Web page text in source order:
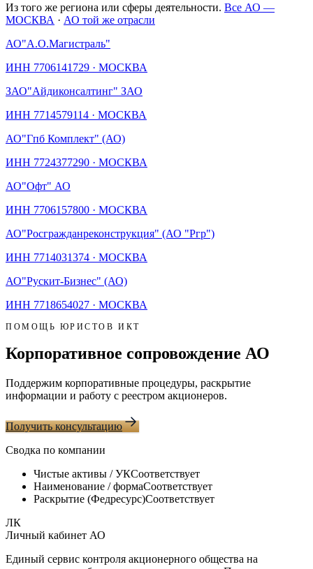
Из того же региона или сферы деятельности. Все АО —
МОСКВА · АО той же отрасли
АО"А.О.Магистраль"
ИНН 7706141729 · МОСКВА
ЗАО"Айдиконсалтинг" ЗАО
ИНН 7714579114 · МОСКВА
АО"Гпб Комплект" (АО)
ИНН 7724377290 · МОСКВА
АО"Офт" АО
ИНН 7706157800 · МОСКВА
АО"Росгражданреконструкция" (АО "Ргр")
ИНН 7714031374 · МОСКВА
АО"Рускит-Бизнес" (АО)
ИНН 7718654027 · МОСКВА
ПОМОЩЬ ЮРИСТОВ ИКТ
Корпоративное сопровождение АО
Поддержим корпоративные процедуры, раскрытие
информации и работу с реестром акционеров.
Получить консультацию
Сводка по компании
Чистые активы / УКСоответствует
Наименование / формаСоответствует
Раскрытие (Федресурс)Соответствует
ЛК
Личный кабинет АО
Единый сервис контроля акционерного общества на